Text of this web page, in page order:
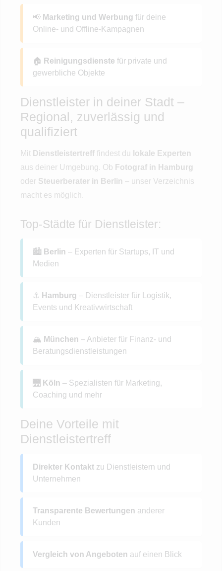
📢 Marketing und Werbung für deine
Online- und Offline-Kampagnen
🏠 Reinigungsdienste für private und
gewerbliche Objekte
Dienstleister in deiner Stadt –
Regional, zuverlässig und
qualifiziert
Mit Dienstleistertreff findest du lokale Experten
aus deiner Umgebung. Ob Fotograf in Hamburg
oder Steuerberater in Berlin – unser Verzeichnis
macht es möglich.
Top-Städte für Dienstleister:
🏙️ Berlin – Experten für Startups, IT und
Medien
⚓ Hamburg – Dienstleister für Logistik,
Events und Kreativwirtschaft
🏔️ München – Anbieter für Finanz- und
Beratungsdienstleistungen
🌉 Köln – Spezialisten für Marketing,
Coaching und mehr
Deine Vorteile mit
Dienstleistertreff
Direkter Kontakt zu Dienstleistern und
Unternehmen
Transparente Bewertungen anderer
Kunden
Vergleich von Angeboten auf einen Blick